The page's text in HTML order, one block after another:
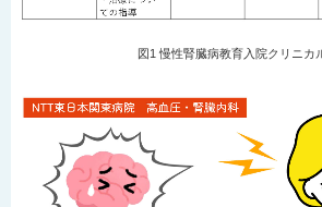
図1 慢性腎臓病教育入院クリニカ